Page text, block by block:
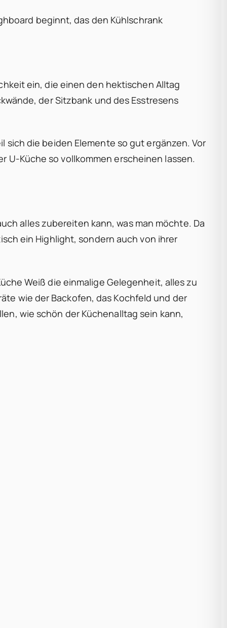
beginnt, das den Kühlschrank
ein, die einen den hektischen Alltag
der Sitzbank und des Esstresens
sich die beiden Elemente so gut ergänzen. Vor
U-Küche so vollkommen erscheinen lassen.
alles zubereiten kann, was man möchte. Da
ein Highlight, sondern auch von ihrer
Weiß die einmalige Gelegenheit, alles zu
wie der Backofen, das Kochfeld und der
wie schön der Küchenalltag sein kann,